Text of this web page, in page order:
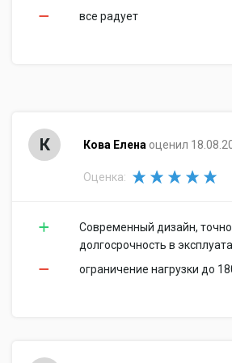
все радует
К Кова Елена оценил
Оценка:
Современный дизайн,
долгосрочность в
ограничение нагрузки до